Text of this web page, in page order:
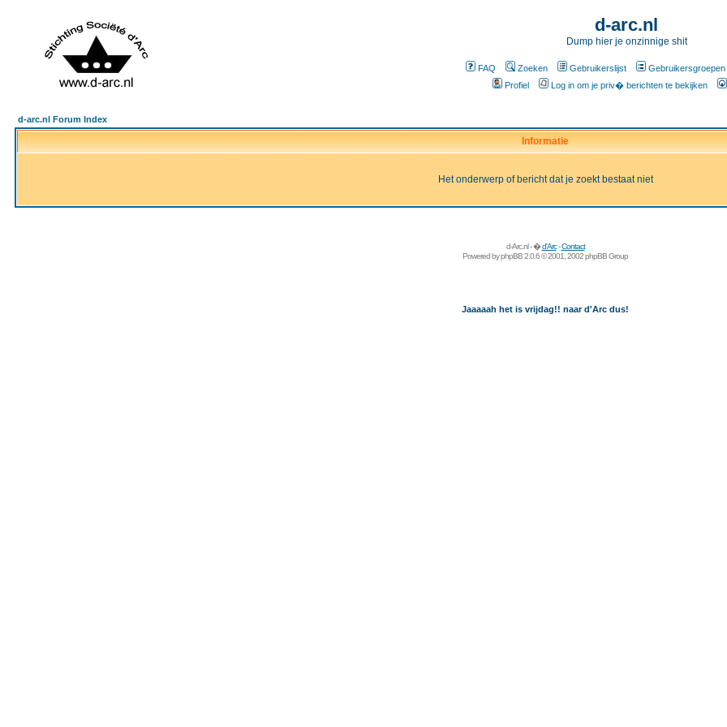
d-arc.nl
Dump hier je onzinnige shit
FAQ Zoeken Gebruikerslijst Gebruikersgroepen
Profiel
Log in om je priv� berichten te bekijken
d-arc.nl Forum Index
Informatie
Het onderwerp of bericht dat je zoekt bestaat niet
d-Arc.nl - �d'Arc-Contact
Powered byphpBB2.0.6 © 2001, 2002 phpBB Group
Jaaaaah het is vrijdag!! naar d'Arc dus!